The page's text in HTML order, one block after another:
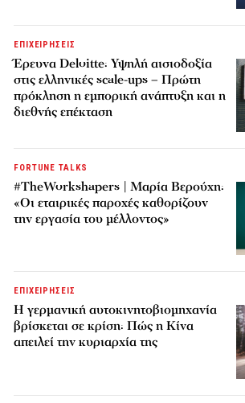
ΕΠΙΧΕΙΡΗΣΕΙΣ
Έρευνα Deloitte: Υψηλή αισιοδοξία
στις ελληνικές scale-ups – Πρώτη
πρόκληση η εμπορική ανάπτυξη και η
διεθνής επέκταση
FORTUNE TALKS
#TheWorkshapers | Μαρία Βερούχη:
«Οι εταιρικές παροχές καθορίζουν
την εργασία του μέλλοντος»
ΕΠΙΧΕΙΡΗΣΕΙΣ
Η γερμανική αυτοκινητοβιομηχανία
βρίσκεται σε κρίση: Πώς η Κίνα
απειλεί την κυριαρχία της